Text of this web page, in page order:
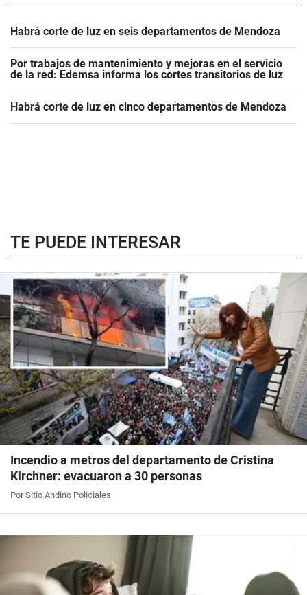
Habrá corte de luz en seis departamentos de Mendoza
Por trabajos de mantenimiento y mejoras en el servicio
de la red: Edemsa informa los cortes transitorios de luz
Habrá corte de luz en cinco departamentos de Mendoza
TE PUEDE INTERESAR
Incendio a metros del departamento de Cristina
Kirchner: evacuaron a 30 personas
Por Sitio Andino Policiales